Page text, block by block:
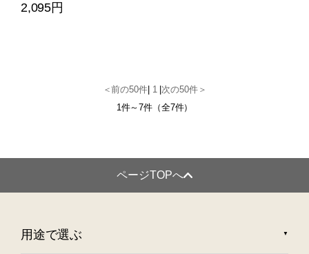
2,095円
＜前の50件| 1| 次の50件＞
1件～7件（全7件）
ページTOPへ
用途で選ぶ